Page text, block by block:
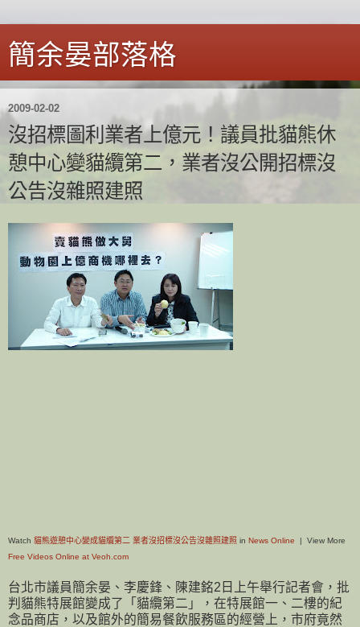
簡余晏部落格
2009-02-02
沒招標圖利業者上億元！議員批貓熊休
憩中心變貓纜第二，業者沒公開招標沒
公告沒雜照建照
Watch 貓熊遊憩中心變成貓纜第二 業者沒招標沒公告沒雜照建照 in News Online | View More
Free Videos Online at Veoh.com
台北市議員簡余晏、李慶鋒、陳建銘2日上午舉行記者會，批
判貓熊特展館變成了「貓纜第二」，在特展館一、二樓的紀
念品商店，以及館外的簡易餐飲服務區的經營上，市府竟然